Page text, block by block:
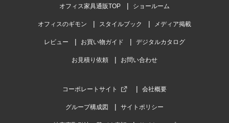
オフィス家具通販TOP ショールーム
オフィスのギモン スタイルブック メディア掲載
レビュー お買い物ガイド デジタルカタログ
お見積り依頼 お問い合わせ
コーポレートサイト 会社概要
グループ構成図 サイトポリシー